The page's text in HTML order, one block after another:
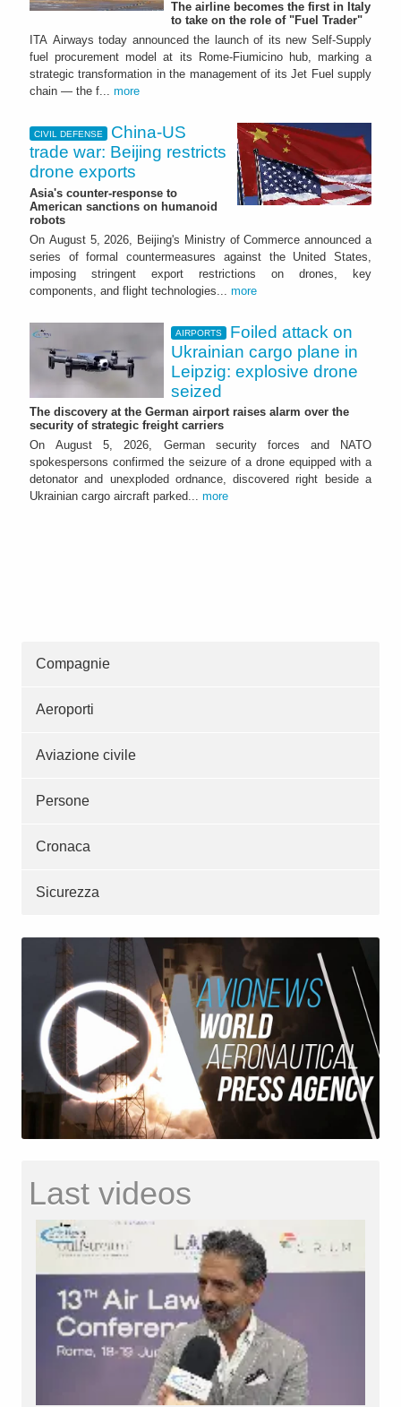
The airline becomes the first in Italy
to take on the role of "Fuel Trader"
ITA Airways today announced the launch of its new Self-Supply
fuel procurement model at its Rome-Fiumicino hub, marking a
strategic transformation in the management of its Jet Fuel supply
chain — the f... more
CIVIL DEFENSE
China-US
trade war: Beijing restricts
drone exports
Asia's counter-response to
American sanctions on humanoid
robots
On August 5, 2026, Beijing's Ministry of Commerce announced a
series of formal countermeasures against the United States,
imposing stringent export restrictions on drones, key
components, and flight technologies... more
AIRPORTS
Foiled attack on
Ukrainian cargo plane in
Leipzig: explosive drone
seized
The discovery at the German airport raises alarm over the
security of strategic freight carriers
On August 5, 2026, German security forces and NATO
spokespersons confirmed the seizure of a drone equipped with a
detonator and unexploded ordnance, discovered right beside a
Ukrainian cargo aircraft parked... more
Compagnie
Aeroporti
Aviazione civile
Persone
Cronaca
Sicurezza
Last videos